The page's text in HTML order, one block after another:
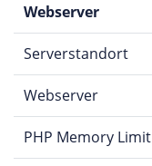
Webserver
Serverstandort
Webserver
PHP Memory Limit